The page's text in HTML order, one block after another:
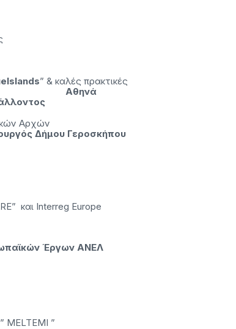
” & καλές πρακτικές
Αθηνά
των Τοπικών Αρχών
Δήμου Γεροσκήπου
και Interreg Europe
Έργων ΑΝΕΛ
Med ” MELTEMI ”